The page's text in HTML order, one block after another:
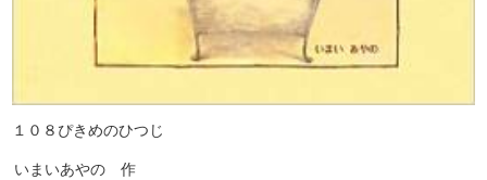
１０８ぴきめのひつじ
いまいあやの 作